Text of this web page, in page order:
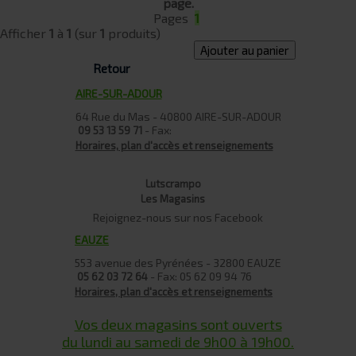
page.
Pages 1
Afficher 1 à 1 (sur 1 produits)
Ajouter au panier
Retour
AIRE-SUR-ADOUR
64 Rue du Mas - 40800 AIRE-SUR-ADOUR
09 53 13 59 71 - Fax:
Horaires, plan d'accès et renseignements
Lutscrampo
Les Magasins
Rejoignez-nous sur nos Facebook
EAUZE
553 avenue des Pyrénées - 32800 EAUZE
05 62 03 72 64 - Fax: 05 62 09 94 76
Horaires, plan d'accès et renseignements
Vos deux magasins sont ouverts
du lundi au samedi de 9h00 à 19h00.